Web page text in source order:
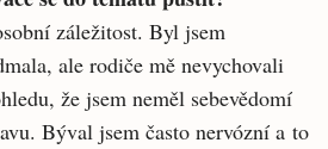
záležitost. Byl jsem
ale rodiče mě nevychovali
že jsem neměl sebevědomí
Býval jsem často nervózní a to